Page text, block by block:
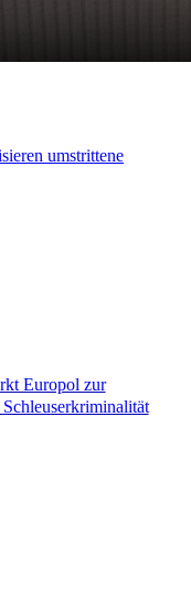
umstrittene
Europol zur